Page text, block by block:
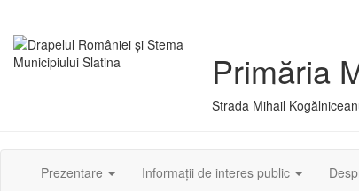
Primăria
Strada Mihail
Prezentare Informații de interes public